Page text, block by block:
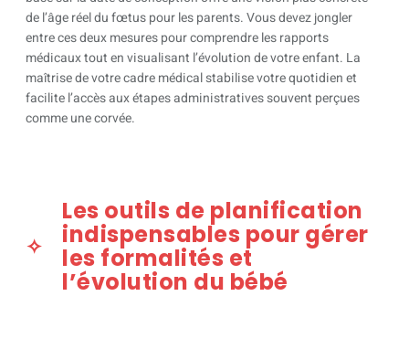
de l’âge réel du fœtus pour les parents. Vous devez jongler
entre ces deux mesures pour comprendre les rapports
médicaux tout en visualisant l’évolution de votre enfant. La
maîtrise de votre cadre médical stabilise votre quotidien et
facilite l’accès aux étapes administratives souvent perçues
comme une corvée.
Les outils de planification
indispensables pour gérer
les formalités et
l’évolution du bébé